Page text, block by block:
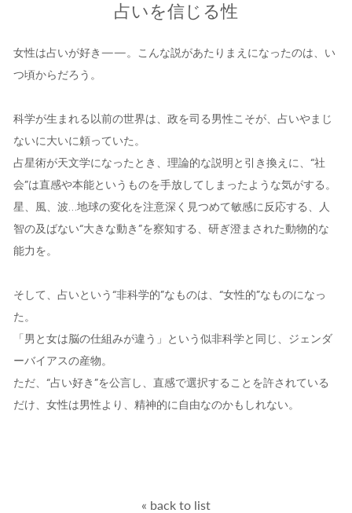
占いを信じる性
女性は占いが好き——。こんな説があたりまえになったのは、い
つ頃からだろう。
科学が生まれる以前の世界は、政を司る男性こそが、占いやまじ
ないに大いに頼っていた。
占星術が天文学になったとき、理論的な説明と引き換えに、“社
会”は直感や本能というものを手放してしまったような気がする。
星、風、波…地球の変化を注意深く見つめて敏感に反応する、人
智の及ばない“大きな動き”を察知する、研ぎ澄まされた動物的な
能力を。
そして、占いという“非科学的”なものは、“女性的”なものになっ
た。
「男と女は脳の仕組みが違う」という似非科学と同じ、ジェンダ
ーバイアスの産物。
ただ、“占い好き”を公言し、直感で選択することを許されている
だけ、女性は男性より、精神的に自由なのかもしれない。
« back to list